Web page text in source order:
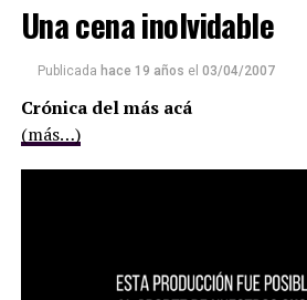
Una cena inolvidable
Publicada hace 19 años el 03/04/2007
Crónica del más acá
(más…)